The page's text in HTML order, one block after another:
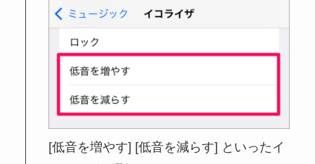
[低音を増やす] [低音を減らす] といったイ